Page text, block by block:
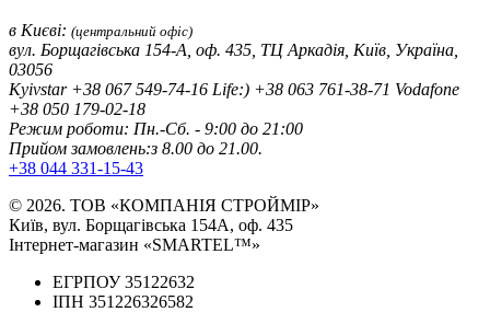
в Києві: (центральний офіс)
вул. Борщагівська 154-А, оф. 435, ТЦ Аркадія, Київ, Україна,
03056
Kyivstar+38 067 549-74-16 Life:) +38 063 761-38-71 Vodafone
+38 050 179-02-18
Режим роботи: Пн.-Сб. - 9:00 до 21:00
Прийом замовлень:з 8.00 до 21.00.
+38 044 331-15-43
© 2026. ТОВ «КОМПАНІЯ СТРОЙМІР»
Київ, вул. Борщагівська 154А, оф. 435
Інтернет-магазин «SMARTEL™»
ЕГРПОУ 35122632
ІПН 351226326582